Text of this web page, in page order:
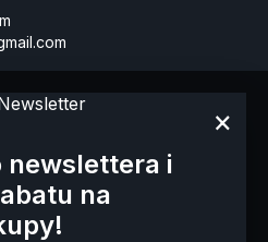
×
newslettera i
na